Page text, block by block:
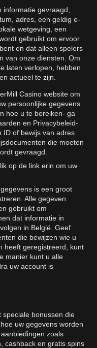
gevraagd,
adres, een geldig e-
wetgeving, een
gebruikt om ervoor
en dat alleen spelers
van onze diensten. Om
laten verlopen, hebben
actueel te zijn.
Casino website om
persoonlijke gegevens
hoe u te bereiken- ga
en Privacybeleid-
ID of bewijs van adres
die moeten
gevraagd.
op de link erin om uw
is een groot
Alle gegeven
gebruikt om
dat informatie in
in België. Geef
die bewijzen wie u
heeft geregistreerd, kunt
manier kunt u alle
uw account is
speciale bonussen die
uw gegevens worden
zoals
cashback en gratis spins